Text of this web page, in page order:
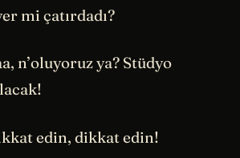
mi çatırdadı?
n’oluyoruz ya? Stüdyo
edin, dikkat edin!